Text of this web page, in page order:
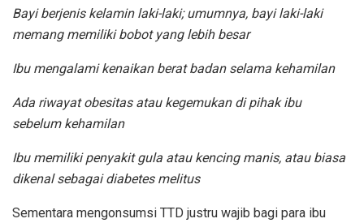
Bayi berjenis kelamin laki-laki; umumnya, bayi laki-laki
memang memiliki bobot yang lebih besar
Ibu mengalami kenaikan berat badan selama kehamilan
Ada riwayat obesitas atau kegemukan di pihak ibu
sebelum kehamilan
Ibu memiliki penyakit gula atau kencing manis, atau biasa
dikenal sebagai diabetes melitus
Sementara mengonsumsi TTD justru wajib bagi para ibu